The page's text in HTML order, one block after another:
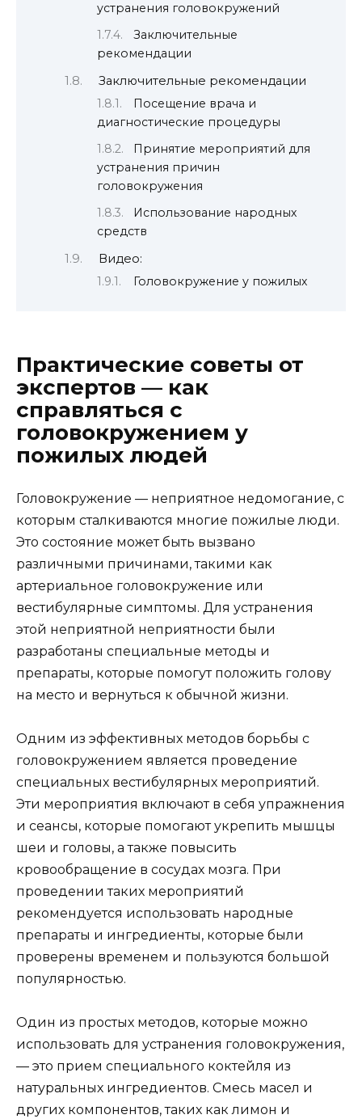
устранения головокружений
Заключительные
рекомендации
Заключительные рекомендации
Посещение врача и
диагностические процедуры
Принятие мероприятий для
устранения причин
головокружения
Использование народных
средств
Видео:
Головокружение у пожилых
Практические советы от
экспертов — как
справляться с
головокружением у
пожилых людей
Головокружение — неприятное недомогание, с
которым сталкиваются многие пожилые люди.
Это состояние может быть вызвано
различными причинами, такими как
артериальное головокружение или
вестибулярные симптомы. Для устранения
этой неприятной неприятности были
разработаны специальные методы и
препараты, которые помогут положить голову
на место и вернуться к обычной жизни.
Одним из эффективных методов борьбы с
головокружением является проведение
специальных вестибулярных мероприятий.
Эти мероприятия включают в себя упражнения
и сеансы, которые помогают укрепить мышцы
шеи и головы, а также повысить
кровообращение в сосудах мозга. При
проведении таких мероприятий
рекомендуется использовать народные
препараты и ингредиенты, которые были
проверены временем и пользуются большой
популярностью.
Один из простых методов, которые можно
использовать для устранения головокружения,
— это прием специального коктейля из
натуральных ингредиентов. Смесь масел и
других компонентов, таких как лимон и